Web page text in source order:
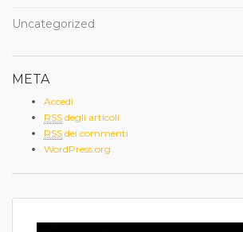
Uncategorized
META
Accedi
RSS degli articoli
RSS dei commenti
WordPress.org